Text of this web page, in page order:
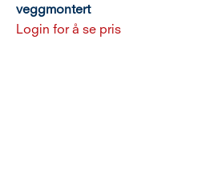
veggmontert
Login for å se pris